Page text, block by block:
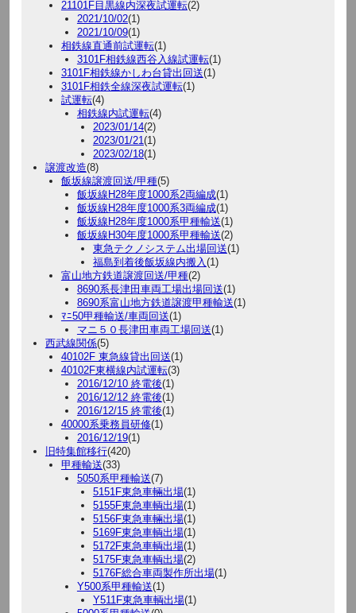
21101F目黒線内深夜試運転(2)
2021/10/02(1)
2021/10/09(1)
相鉄線直通前試運転(1)
3101F相鉄線西谷入線試運転(1)
3101F相鉄線かしわ台貸出回送(1)
3101F相鉄全線深夜試運転(1)
試運転(4)
相鉄線内試運転(4)
2023/01/14(2)
2023/01/21(1)
2023/02/18(1)
譲渡改造(8)
飯坂線譲渡回送/甲種(5)
飯坂線H28年度1000系2両編成(1)
飯坂線H28年度1000系3両編成(1)
飯坂線H28年度1000系甲種輸送(1)
飯坂線H30年度1000系甲種輸送(2)
東急テクノシステム出場回送(1)
福島到着後飯坂線内搬入(1)
富山地方鉄道譲渡回送/甲種(2)
8690系長津田車両工場出場回送(1)
8690系富山地方鉄道譲渡甲種輸送(1)
ﾏﾆ50甲種輸送/車両回送(1)
マニ５０長津田車両工場回送(1)
西武線関係(5)
40102F 東急線貸出回送(1)
40102F東横線内試運転(3)
2016/12/10 終電後(1)
2016/12/12 終電後(1)
2016/12/15 終電後(1)
40000系乗務員研修(1)
2016/12/19(1)
旧特集館移行(420)
甲種輸送(33)
5050系甲種輸送(7)
5151F東急車輛出場(1)
5155F東急車輌出場(1)
5156F東急車輛出場(1)
5169F東急車輌出場(1)
5172F東急車輌出場(1)
5175F東急車輌出場(2)
5176F総合車両製作所出場(1)
Y500系甲種輸送(1)
Y511F東急車輌出場(1)